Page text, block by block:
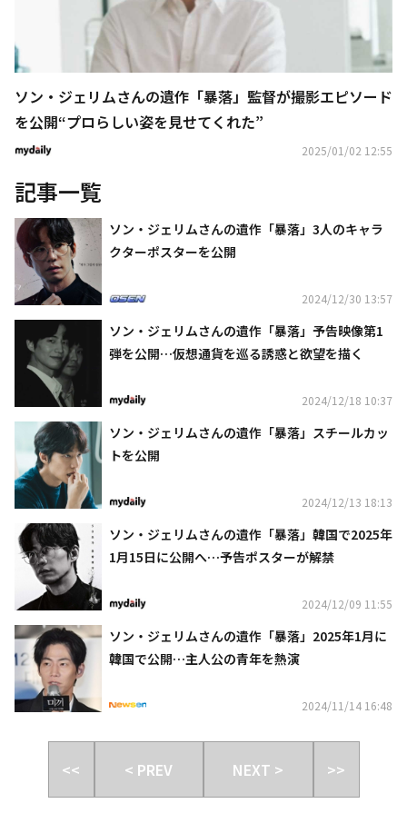
ソン・ジェリムさんの遺作「暴落」監督が撮影エピソード
を公開“プロらしい姿を見せてくれた”
2025/01/02 12:55
記事一覧
ソン・ジェリムさんの遺作「暴落」3人のキャラ
クターポスターを公開
2024/12/30 13:57
ソン・ジェリムさんの遺作「暴落」予告映像第1
弾を公開…仮想通貨を巡る誘惑と欲望を描く
2024/12/18 10:37
ソン・ジェリムさんの遺作「暴落」スチールカッ
トを公開
2024/12/13 18:13
ソン・ジェリムさんの遺作「暴落」韓国で2025年
1月15日に公開へ…予告ポスターが解禁
2024/12/09 11:55
ソン・ジェリムさんの遺作「暴落」2025年1月に
韓国で公開…主人公の青年を熱演
2024/11/14 16:48
<< < PREV NEXT > >>